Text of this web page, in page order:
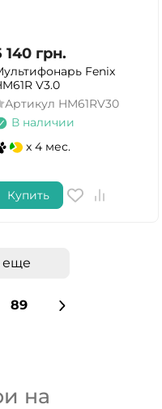
140 грн.
Fenix
V3.0
Артикул HM61RV30
В наличии
x 4 мес.
Купить
еще
89
на